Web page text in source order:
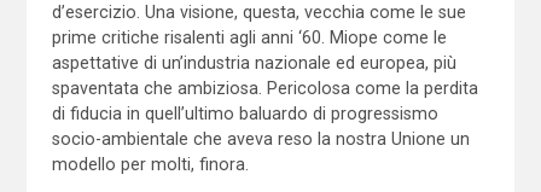
d’esercizio. Una visione, questa, vecchia come le sue
prime critiche risalenti agli anni ‘60. Miope come le
aspettative di un’industria nazionale ed europea, più
spaventata che ambiziosa. Pericolosa come la perdita
di fiducia in quell’ultimo baluardo di progressismo
socio-ambientale che aveva reso la nostra Unione un
modello per molti, finora.